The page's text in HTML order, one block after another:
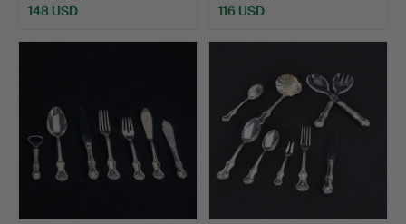
148 USD 116 USD